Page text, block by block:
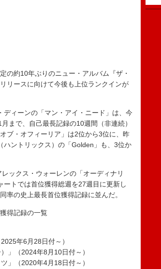
約10年ぶりのニュー・アルバム『ザ・
リースに向けて今後も上位ランクインが
ィーンの「マン・アイ・ニード」は、今
まで、自己最長記録の10週間（非連続）
ブ・オフィーリア」は2位から3位に、昨
ントリックス）の「Golden」も、3位か
ックス・ウォーレンの「オーディナリ
トでは首位獲得総週を27週目に更新し
率の史上最長首位獲得記録に並んだ。
得記録の一覧
年6月28日付～）
」（2024年8月10日付～）
」（2020年4月18日付～）